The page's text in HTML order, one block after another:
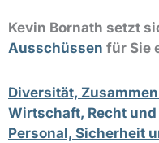
l
p
b
o
o
a
g
r
Kevin Bornath setzt
Ausschüssen für Sie
Diversität,
Wirtschaft, Recht und
Personal, Sicherheit